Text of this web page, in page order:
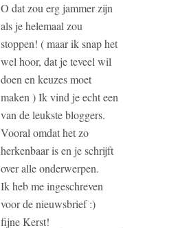
O dat zou erg jammer zijn
als je helemaal zou
stoppen! ( maar ik snap het
wel hoor, dat je teveel wil
doen en keuzes moet
maken ) Ik vind je echt een
van de leukste bloggers.
Vooral omdat het zo
herkenbaar is en je schrijft
over alle onderwerpen.
Ik heb me ingeschreven
voor de nieuwsbrief :)
fijne Kerst!